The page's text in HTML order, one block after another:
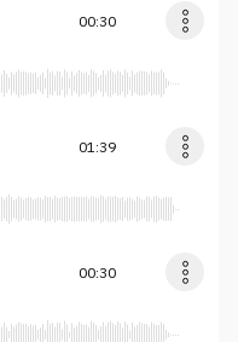
00:30
01:39
00:30